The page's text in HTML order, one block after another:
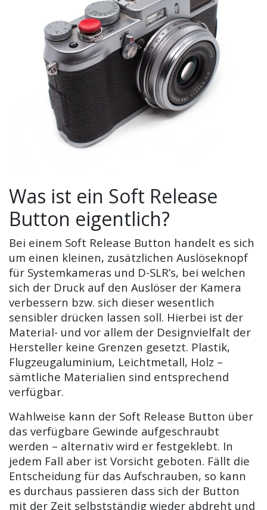
Was ist ein Soft Release
Button eigentlich?
Bei einem Soft Release Button handelt es sich
um einen kleinen, zusätzlichen Auslöseknopf
für Systemkameras und D-SLR’s, bei welchen
sich der Druck auf den Auslöser der Kamera
verbessern bzw. sich dieser wesentlich
sensibler drücken lassen soll. Hierbei ist der
Material- und vor allem der Designvielfalt der
Hersteller keine Grenzen gesetzt. Plastik,
Flugzeugaluminium, Leichtmetall, Holz –
sämtliche Materialien sind entsprechend
verfügbar.
Wahlweise kann der Soft Release Button über
das verfügbare Gewinde aufgeschraubt
werden – alternativ wird er festgeklebt. In
jedem Fall aber ist Vorsicht geboten. Fällt die
Entscheidung für das Aufschrauben, so kann
es durchaus passieren dass sich der Button
mit der Zeit selbstständig wieder abdreht und